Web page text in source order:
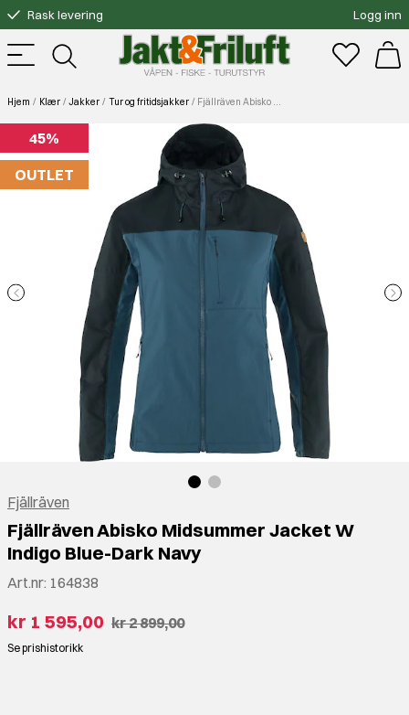
Rask levering
Gratis bytte
Fri frakt over 3000.-
Logg inn
Hjem Klær Jakker Tur og fritidsjakker Fjällräven Abisko Midsummer Jacket W Indigo Blue-Dark Navy
45%
OUTLET
Fjällräven
Fjällräven Abisko Midsummer Jacket W
Indigo Blue-Dark Navy
Art.nr: 164838
kr 1 595,00 kr 2 899,00
Se prishistorikk